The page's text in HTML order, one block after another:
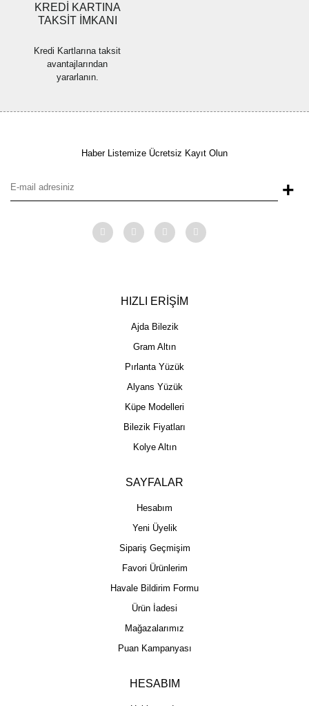
KREDİ KARTINA
TAKSİT İMKANI
Kredi Kartlarına taksit
avantajlarından
yararlanın.
Haber Listemize Ücretsiz Kayıt Olun
+
HIZLI ERİŞİM
Ajda Bilezik
Gram Altın
Pırlanta Yüzük
Alyans Yüzük
Küpe Modelleri
Bilezik Fiyatları
Kolye Altın
SAYFALAR
Hesabım
Yeni Üyelik
Sipariş Geçmişim
Favori Ürünlerim
Havale Bildirim Formu
Ürün İadesi
Mağazalarımız
Puan Kampanyası
HESABIM